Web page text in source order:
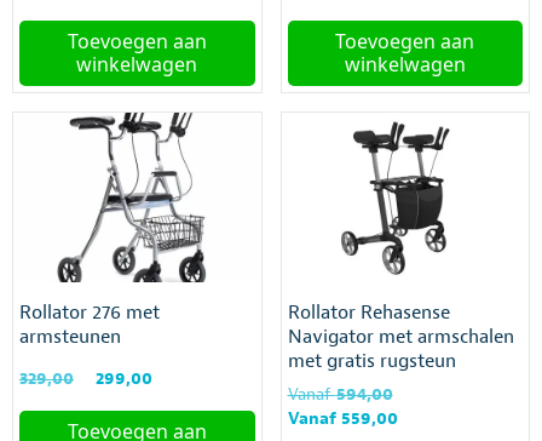
was:
€744,00.
is:
€634,00.
Toevoegen aan
winkelwagen
was:
€744,00.
is:
€634,00.
Toevoegen aan
winkelwagen
Rollator 276 met
armsteunen
329,00
Oorspronkelijke
was:
299,00
is:
Toevoegen aan
Rollator Rehasense
Navigator met armschalen
met gratis rugsteun
Vanaf594,00
Vanaf 559,00